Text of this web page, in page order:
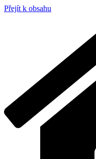
Přejít k obsahu